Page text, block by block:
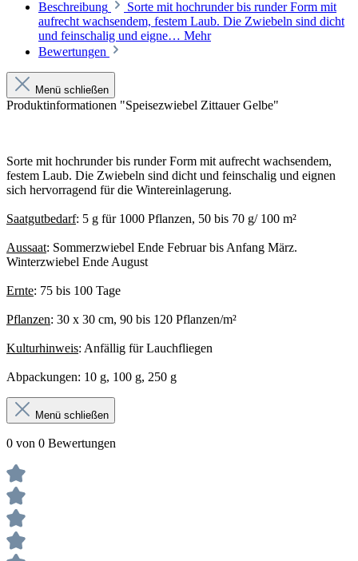
Beschreibung
Sorte mit hochrunder bis runder Form mit
aufrecht wachsendem, festem Laub. Die Zwiebeln sind dicht
und feinschalig und eigne… Mehr
Bewertungen
Menü schließen
Produktinformationen "Speisezwiebel Zittauer Gelbe"
Sorte mit hochrunder bis runder Form mit aufrecht wachsendem,
festem Laub. Die Zwiebeln sind dicht und feinschalig und eignen
sich hervorragend für die Wintereinlagerung.
Saatgutbedarf: 5 g für 1000 Pflanzen, 50 bis 70 g/ 100 m²
Aussaat: Sommerzwiebel Ende Februar bis Anfang März.
Winterzwiebel Ende August
Ernte: 75 bis 100 Tage
Pflanzen: 30 x 30 cm, 90 bis 120 Pflanzen/m²
Kulturhinweis: Anfällig für Lauchfliegen
Abpackungen: 10 g, 100 g, 250 g
Menü schließen
0 von 0 Bewertungen